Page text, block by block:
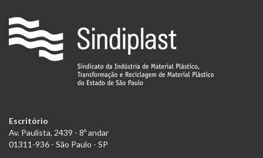
Escritório
Av. Paulista, 2439 - 8º andar
01311-936 - São Paulo - SP